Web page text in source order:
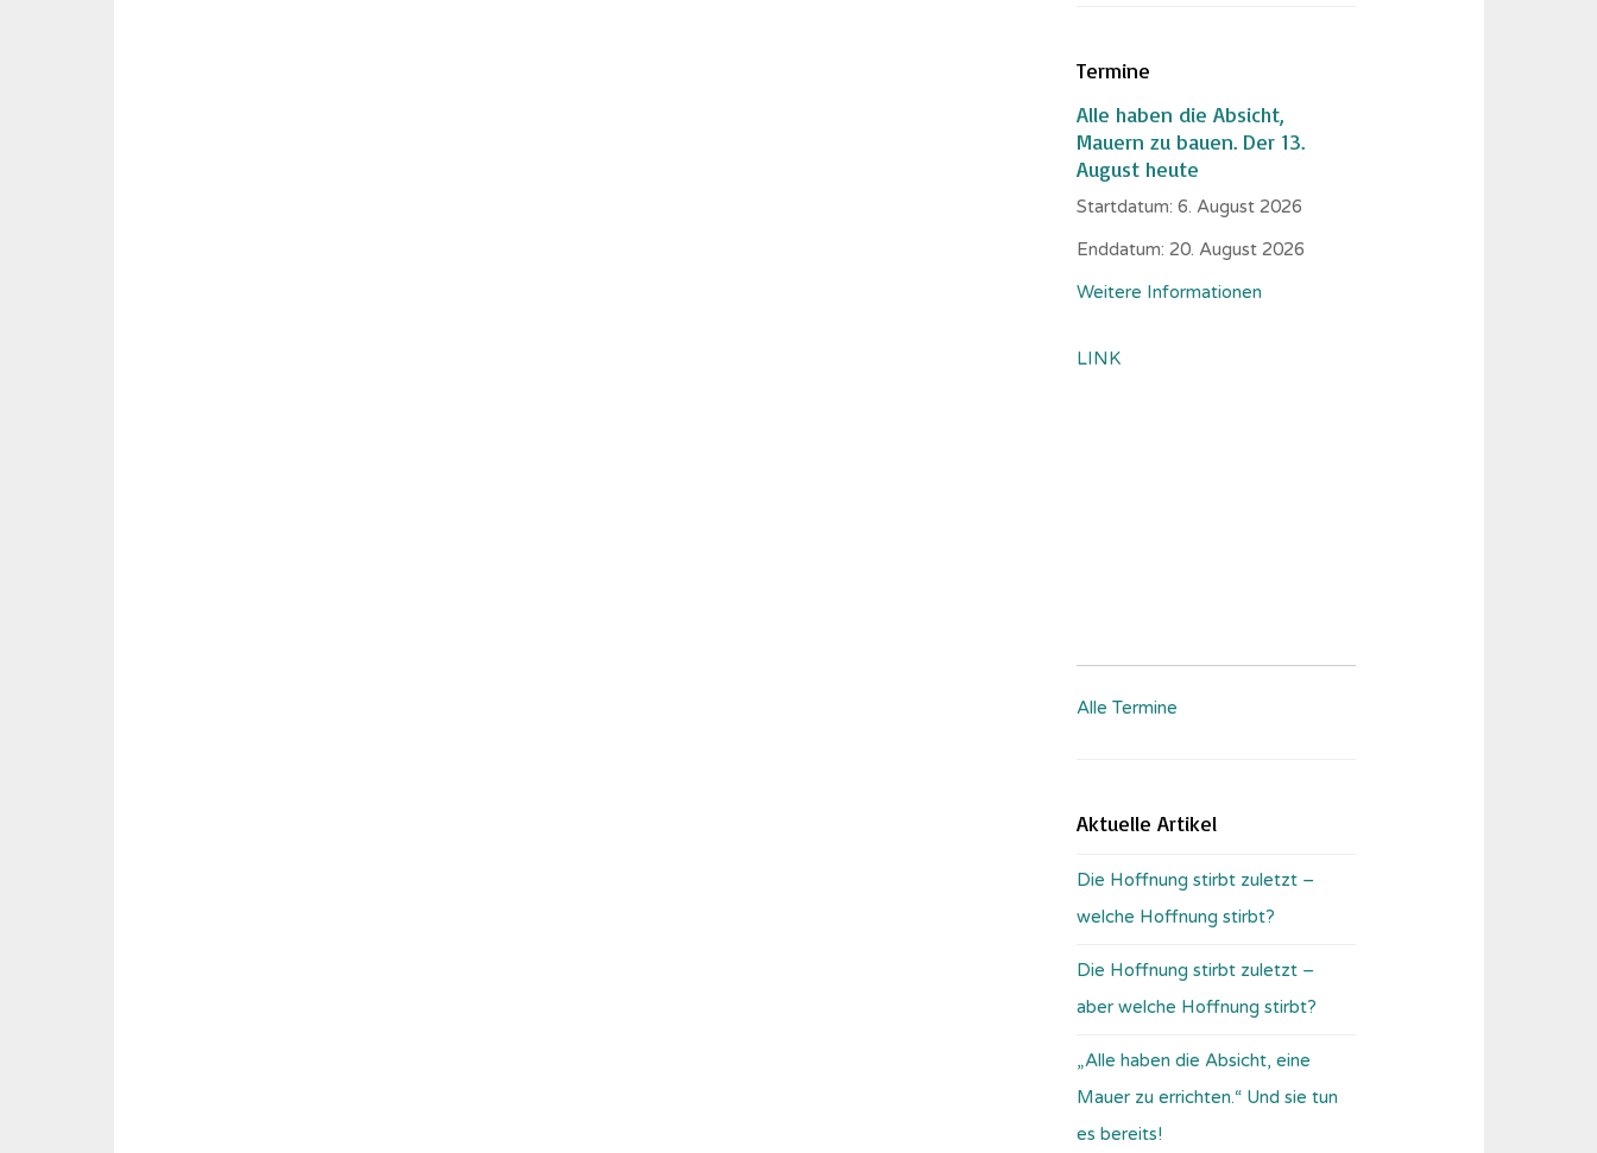
Termine
Alle haben die Absicht,
Mauern zu bauen. Der 13.
August heute
Startdatum:6. August 2026
Enddatum: 20. August 2026
Weitere Informationen
LINK
Alle Termine
Aktuelle Artikel
Die Hoffnung stirbt zuletzt –
welche Hoffnung stirbt?
Die Hoffnung stirbt zuletzt –
aber welche Hoffnung stirbt?
„Alle haben die Absicht, eine
Mauer zu errichten.“ Und sie tun
es bereits!